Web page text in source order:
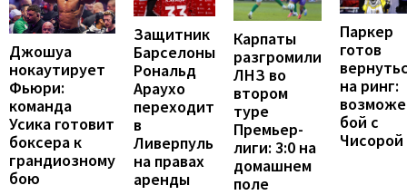
Джошуа
нокаутирует
Фьюри:
команда
Усика готовит
боксера к
грандиозному
бою
Защитник
Барселоны
Рональд
Араухо
переходит
в
Ливерпуль
на правах
аренды
Карпаты
разгромили
ЛНЗ во
втором
туре
Премьер-
лиги: 3:0 на
домашнем
поле
Паркер
готов
на ринг:
бой с
Чисорой